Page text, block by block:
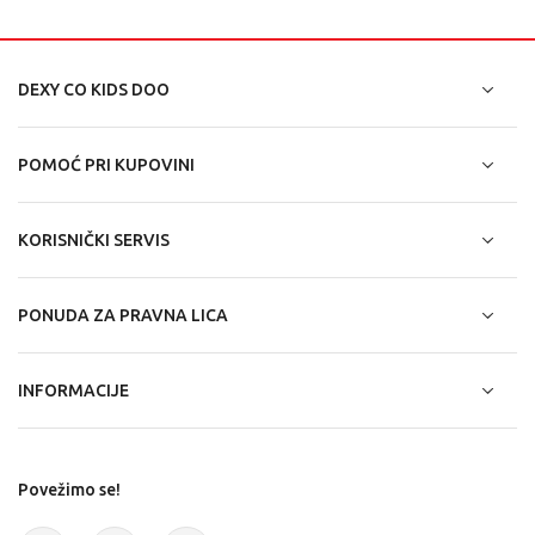
DEXY CO KIDS DOO
POMOĆ PRI KUPOVINI
KORISNIČKI SERVIS
PONUDA ZA PRAVNA LICA
INFORMACIJE
Povežimo se!